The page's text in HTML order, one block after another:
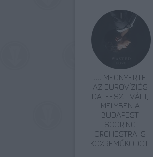
JJ MEGNYERTE
AZ EUROVÍZIÓS
DALFESZTIVÁLT,
MELYBEN A
BUDAPEST
SCORING
ORCHESTRA IS
KÖZREMŰKÖDÖTT